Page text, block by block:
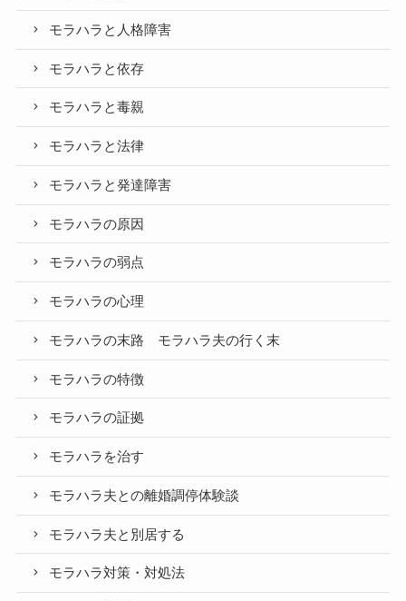
モラハラと人格障害
モラハラと依存
モラハラと毒親
モラハラと法律
モラハラと発達障害
モラハラの原因
モラハラの弱点
モラハラの心理
モラハラの末路 モラハラ夫の行く末
モラハラの特徴
モラハラの証拠
モラハラを治す
モラハラ夫との離婚調停体験談
モラハラ夫と別居する
モラハラ対策・対処法